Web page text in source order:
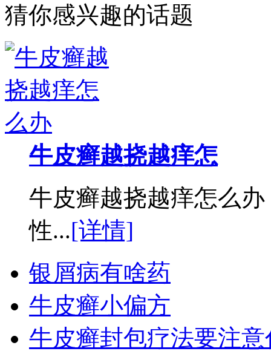
猜你感兴趣的话题
牛皮癣越挠越痒怎
牛皮癣越挠越痒怎么
性...[详情]
银屑病有啥药
牛皮癣小偏方
牛皮癣封包疗法要注意